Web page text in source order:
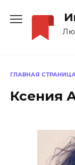
содержанию
ГЛАВНАЯ
Ксения